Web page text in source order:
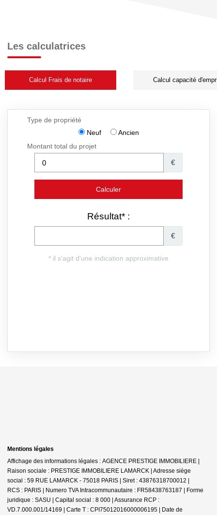
Les calculatrices
Calcul Frais de notaire Calcul capacité
Mentions légales
Affichage des informations légales : AGENCE PRESTIGE IMMOBILIERE |
Raison sociale : PRESTIGE IMMOBILIERE LAMARCK | Adresse siège
social : 59 RUE LAMARCK - 75018 PARIS | Siret : 43876318700012 |
RCS : PARIS | Numero TVA Intracommunautaire : FR58438763187 | Forme
juridique : SASU | Capital social : 8 000 | Assurance RCP :
VD.7.000.001/14169 | Carte T : CPI75012016000006195 | Date de